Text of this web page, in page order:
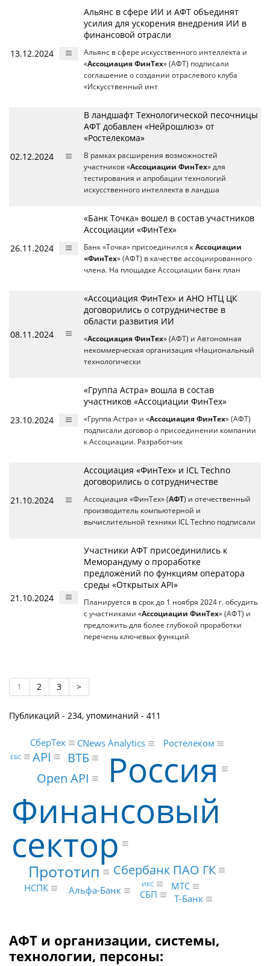
13.12.2024
Альянс в сфере ИИ и АФТ объединят
усилия для ускорения внедрения ИИ в
финансовой отрасли
Альянс в сфере искусственного интеллекта и
«Ассоциация ФинТех» (АФТ) подписали
соглашение о создании отраслевого клуба
«Искусственный инт
02.12.2024
В ландшафт Технологической песочницы
АФТ добавлен «Нейрошлюз» от
«Ростелекома»
В рамках расширения возможностей
участников «Ассоциации ФинТех» для
тестирования и апробации технологий
искусственного интеллекта в ландша
26.11.2024
«Банк Точка» вошел в состав участников
Ассоциации «ФинТех»
Банк «Точка» присоединился к Ассоциации
«ФинТех» (АФТ) в качестве ассоциированного
члена. На площадке Ассоциации банк план
08.11.2024
«Ассоциация ФинТех» и АНО НТЦ ЦК
договорились о сотрудничестве в
области развития ИИ
«Ассоциация ФинТех» (АФТ) и Автономная
некоммерческая организация «Национальный
технологически
23.10.2024
«Группа Астра» вошла в состав
участников «Ассоциации ФинТех»
«Группа Астра» и «Ассоциация ФинТех» (АФТ)
подписали договор о присоединении компании
к Ассоциации. Разработчик
21.10.2024
Ассоциация «ФинТех» и ICL Techno
договорились о сотрудничестве
Ассоциация «ФинТех» (АФТ) и отечественный
производитель компьютерной и
вычислительной техники ICL Techno подписали
21.10.2024
Участники АФТ присоединились к
Меморандуму о проработке
предложений по функциям оператора
среды «Открытых API»
Планируется в срок до 1 ноября 2024 г. обсудить
с участниками «Ассоциации ФинТех» (АФТ) и
предложить для более глубокой проработки
перечень ключевых функций
1 2 3 >
Публикаций - 234, упоминаний - 411
Финансовый
сектор
Россия
Прототип
Open API
Сбербанк ПАО ГК
ВТБ
API
НСПК Альфа-Банк СБП
МТС
Ростелеком
Т-Банк
CNews Analytics
СберТех
ИКС
ЕБС
АФТ и организации, системы,
технологии, персоны: